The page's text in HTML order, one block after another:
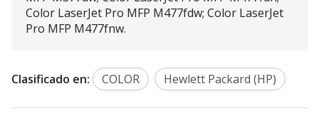
Color LaserJet Pro MFP M477fdw; Color LaserJet
Pro MFP M477fnw.
Clasificado en: COLOR Hewlett Packard (HP)